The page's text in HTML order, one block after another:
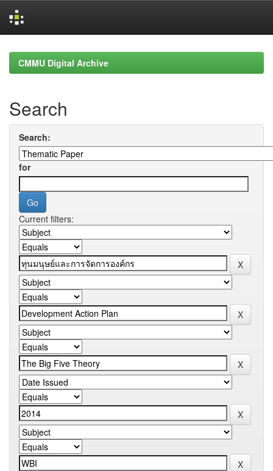
navigationCMMU Digital Archive
Search
Search:
for
Current filters: